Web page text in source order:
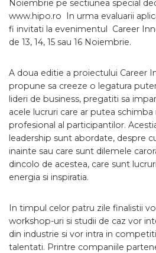
Noiembrie pe sectiunea special
www.hipo.ro In urma evaluarii
fi invitati la evenimentul Career
de 13, 14, 15 sau 16 Noiembrie.
A doua editie a proiectului Career
propune sa creeze o legatura
lideri de business, pregatiti sa
acele lucruri care ar putea schimba
profesional al participantilor.
leadership sunt abordate, despre
inainte sau care sunt dilemele
dincolo de acestea, care sunt
energia si inspiratia.
In timpul celor patru zile finalistii
workshop-uri si studii de caz vor
din industrie si vor intra in
talentati. Printre companiile